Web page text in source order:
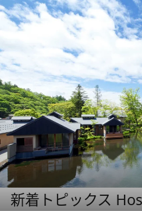
新着トピックス